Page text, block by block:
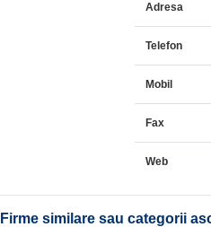
Adresa
Telefon
Mobil
Fax
Web
Firme similare sau categorii